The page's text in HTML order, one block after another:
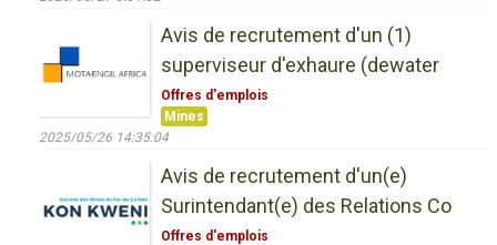
Avis de recrutement d'un (1)
superviseur d'exhaure (dewater
Offres d'emplois
Mines
2025/05/26 14:35:04
Avis de recrutement d'un(e)
Surintendant(e) des Relations Co
Offres d'emplois